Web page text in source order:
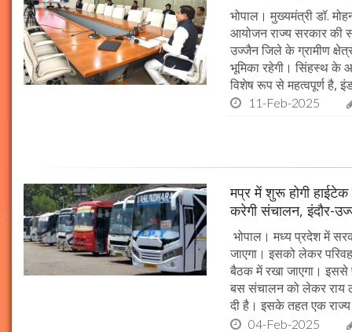
भोपाल। मुख्यमंत्री डॉ.
आयोजन राज्य सरकार की
उज्जैन जिले के ग्रामीण
भूमिका रहेगी। सिंहस्थ के
विशेष रूप से महत्वपूर्ण है,
11-Feb-2025
मप्र में शुरू होगी
करेगी संचालन, इंदौर-
भोपाल। मध्य प्रदेश में
जाएगा। इसको लेकर
बैठक में रखा जाएगा। इससे
बस संचालन को लेकर राय
दी है। इसके तहत एक
04-Feb-2025